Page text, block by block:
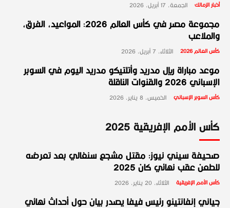
أخبار الزمالك الجمعة، 17 أبريل، 2026
مجموعة مصر في كأس العالم 2026: المواعيد، الفرق،
والملاعب
كأس العالم 2026 الثلاثاء، 7 أبريل، 2026
موعد مباراة ريال مدريد وأتلتيكو مدريد اليوم في السوبر
الإسباني 2026 والقنوات الناقلة
كأس السوبر الإسباني الخميس، 8 يناير، 2026
كأس الأمم الإفريقية 2025
صحيفة سيني نيوز: مقتل مشجع سنغالي بعد تعرضه
للطعن عقب نهائي كان 2025
كأس الأمم الإفريقية الثلاثاء، 20 يناير، 2026
جياني إنفانتينو رئيس فيفا يصدر بيان حول أحداث نهائي